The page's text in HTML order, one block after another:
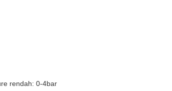
rendah: 0-4bar